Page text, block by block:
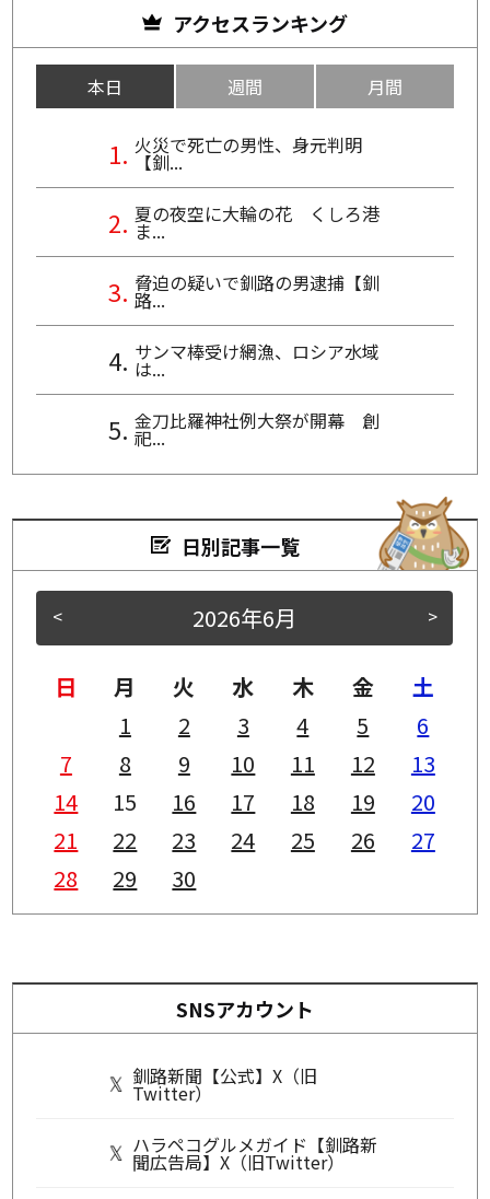
アクセスランキング
本日 週間 月間
火災で死亡の男性、身元判明
【釧...
夏の夜空に大輪の花 くしろ港
ま...
脅迫の疑いで釧路の男逮捕【釧
路...
サンマ棒受け網漁、ロシア水域
は...
金刀比羅神社例大祭が開幕 創
祀...
日別記事一覧
< >
2026年6月
日 月 火 水 木 金
土
1
2 3 4 5
6
7
8 9 10 11 12
13
14
15 16 17 18 19
20
21
22 23 24 25 26
27
28
29 30
SNSアカウント
釧路新聞【公式】X（旧
Twitter）
ハラペコグルメガイド【釧路新
聞広告局】X（旧Twitter）